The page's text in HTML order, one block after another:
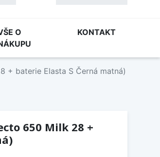
O
KONTAKT
+ baterie Elasta S Černá matná)
650 Milk 28 +